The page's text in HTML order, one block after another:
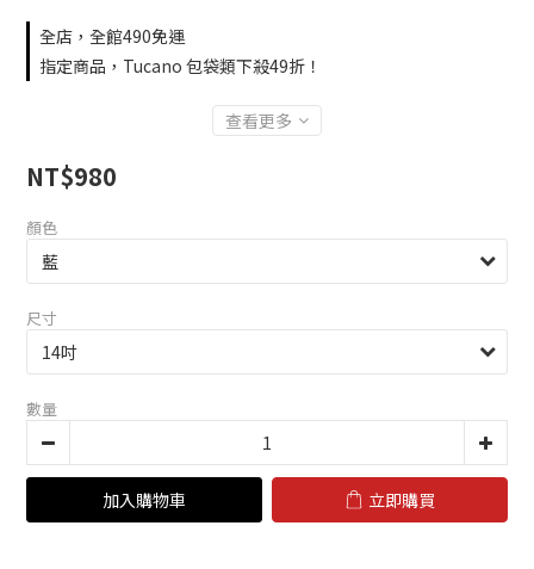
全店，全館490免運
指定商品，Tucano 包袋類下殺49折！
查看更多
NT$980
顏色
尺寸
數量
加入購物車 立即購買